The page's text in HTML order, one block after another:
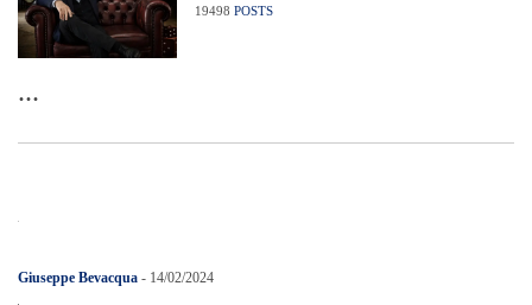
19498 POSTS
...
Giuseppe Bevacqua - 14/02/2024